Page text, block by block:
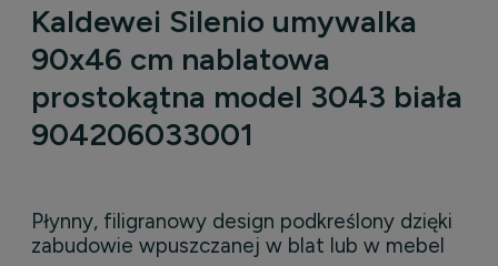
Kaldewei Silenio umywalka
90x46 cm nablatowa
prostokątna model 3043 biała
904206033001
Płynny, filigranowy design podkreślony dzięki
zabudowie wpuszczanej w blat lub w mebel